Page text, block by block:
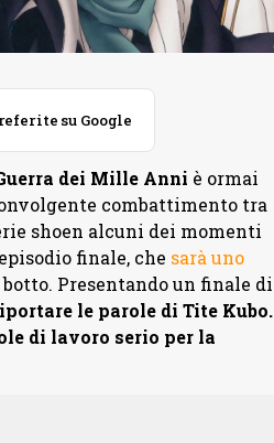
su Google
dei Mille Anni è ormai
combattimento tra
shoen alcuni dei momenti
finale, che sarà uno
Presentando un finale di
le parole di Tite Kubo.
di lavoro serio per la